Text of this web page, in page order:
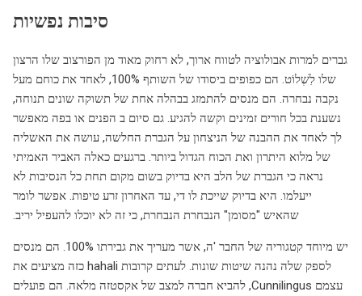
סיבות נפשיות
גברים למרות אבולוציה לטווח ארוך, לא רחוק מאוד מן הפורצוב שלו הרצון
שלו לִשְׁלוֹט. הם כפופים ביסודו של השותף 100%, לאחד את כוחם מעל
נקבה נבחרה. הם מנסים להתמזג בבהלה אחת של תשוקה שונים תנוחה,
נשענת בכל חורים זמינים וקשה להגיע. גם סיום ב הפנים או בפה מאפשר
לך לאחד את ההבנה של הניצחון על הגברת החלשה, עושה את האשליה
של מלוא היתרון ואת הכוח הגדול ביותר. ברגעים כאלה האביר האמיתי
נראה כי הגברת של הלב היא בדיוק בשום מקום תחת כל הנסיבות לא
ייעלמו. היא בדיוק שייכת לו די, עד האחרון זרע טיפות. אפשר לומר
שהאיש "מסומן" הנבחרת הנבחרת, כי זה לא יוכלו להעפיל יריב.
יש מיוחד קטגוריה של החבר 'ה, אשר מעריך את גבירתו 100%. הם מנסים
לספק שלה נהנה שיטות שונות. לעתים קרובות hahali כזה מציעים את
עצמם Cunnilingus, להביא חברה למצב של אקסטזה מלאה. הם פועלים